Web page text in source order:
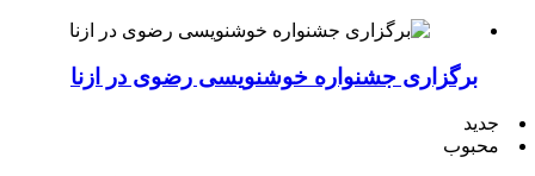
برگزاری جشنواره خوشنویسی رضوی در ازنا
جدید
محبوب